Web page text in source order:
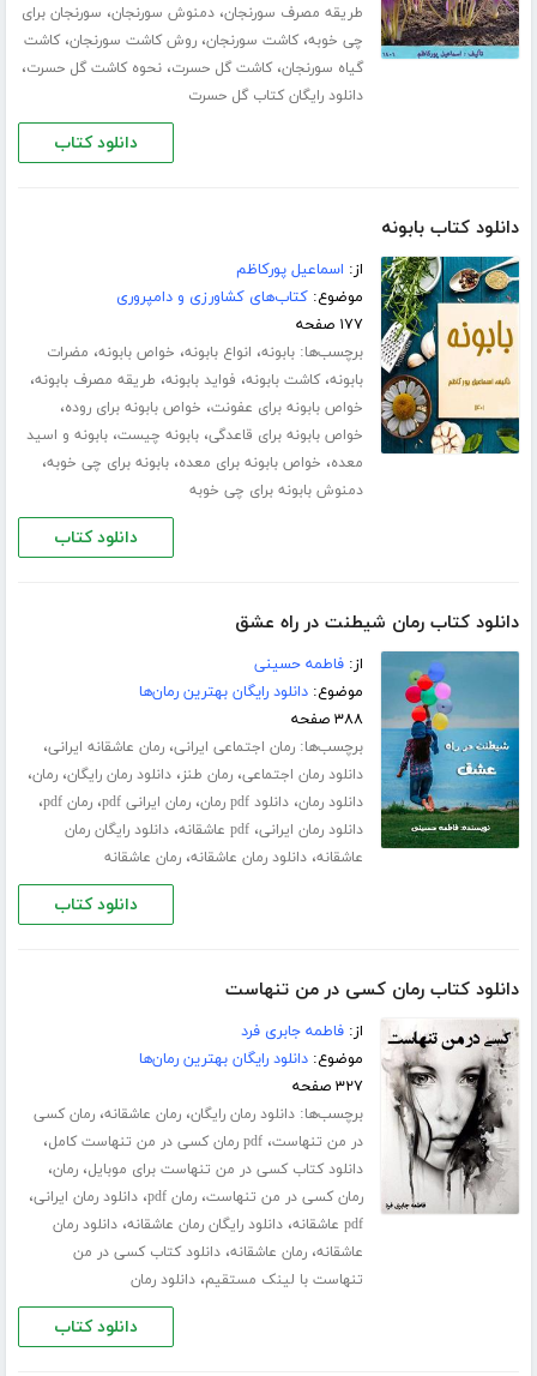
طریقه مصرف سورنجان،دمنوش سورنجان، سورنجان برای
چی خوبه،کاشت سورنجان،روش کاشت سورنجان،کاشت
گیاه سورنجان،کاشت گل حسرت،نحوه کاشت گل حسرت،
دانلود رایگان کتاب گل حسرت
دانلود کتاب
دانلود کتاب بابونه
از: اسماعیل پورکاظم
موضوع:کتاب‌های کشاورزی و دامپروری
۱۷۷ صفحه
برچسب‌ها:بابونه، انواع بابونه، خواص بابونه، مضرات
بابونه،کاشت بابونه، فواید بابونه، طریقه مصرف بابونه،
خواص بابونه برای عفونت، خواص بابونه برای روده،
خواص بابونه برای قاعدگی،بابونه چیست،بابونه و اسید
معده، خواص بابونه برای معده،بابونه برای چی خوبه،
دمنوش بابونه برای چی خوبه
دانلود کتاب
دانلود کتاب رمان شیطنت در راه عشق
از:فاطمه حسینی
موضوع:دانلود رایگان بهترین رمان‌ها
۳۸۸ صفحه
برچسب‌ها:رمان اجتماعی ایرانی،رمان عاشقانه ایرانی،
دانلود رمان اجتماعی،رمان طنز،دانلود رمان رایگان،رمان،
دانلود رمان،دانلود pdf رمان ،رمان ایرانی pdf ،رمان pdf ،
دانلود رمان ایرانی،pdf عاشقانه ،دانلود رایگان رمان
عاشقانه،دانلود رمان عاشقانه،رمان عاشقانه
دانلود کتاب
دانلود کتاب رمان کسی در من تنهاست
از:فاطمه جابری فرد
موضوع:دانلود رایگان بهترین رمان‌ها
۳۲۷ صفحه
برچسب‌ها:دانلود رمان رایگان،رمان عاشقانه،رمان کسی
در من تنهاست،pdf رمان کسی در من تنهاست کامل ،
دانلود کتاب کسی در من تنهاست برای موبایل،رمان،
رمان کسی در من تنهاست،رمان pdf ،دانلود رمان ایرانی،
pdf عاشقانه ،دانلود رایگان رمان عاشقانه،دانلود رمان
عاشقانه،رمان عاشقانه،دانلود کتاب کسی در من
تنهاست با لینک مستقیم،دانلود رمان
دانلود کتاب